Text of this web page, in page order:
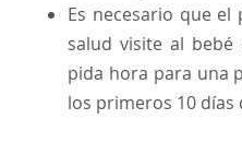
Es necesario que
salud visite al bebé
pida hora para una
los primeros 10 días